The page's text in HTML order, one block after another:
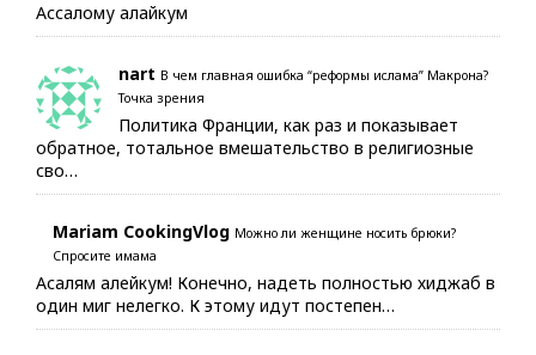
Ассалому алайкум
nart В чем главная ошибка “реформы ислама” Макрона?
Точка зрения
Политика Франции, как раз и показывает
обратное, тотальное вмешательство в религиозные
сво…
Mariam CookingVlog Можно ли женщине носить брюки?
Спросите имама
Асалям алейкум! Конечно, надеть полностью хиджаб в
один миг нелегко. К этому идут постепен…